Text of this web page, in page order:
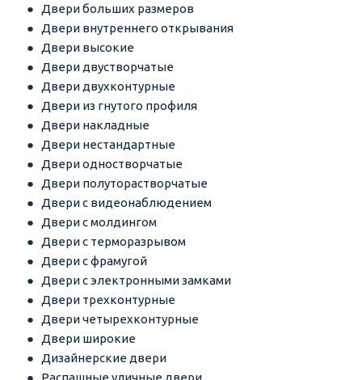
Двери больших размеров
Двери внутреннего открывания
Двери высокие
Двери двустворчатые
Двери двухконтурные
Двери из гнутого профиля
Двери накладные
Двери нестандартные
Двери одностворчатые
Двери полуторастворчатые
Двери с видеонаблюдением
Двери с молдингом
Двери с терморазрывом
Двери с фрамугой
Двери с электронными замками
Двери трехконтурные
Двери четырехконтурные
Двери широкие
Дизайнерские двери
Распашные уличные двери